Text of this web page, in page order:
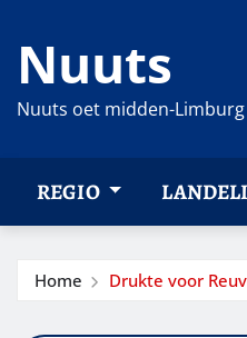
naar
inhoud
Nuuts
Nuuts oet midden-Limburg
REGIO
Home Drukte voor